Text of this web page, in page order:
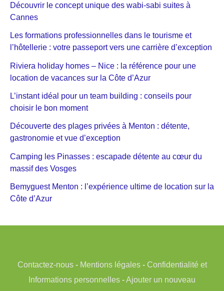
Découvrir le concept unique des wabi-sabi suites à
Cannes
Les formations professionnelles dans le tourisme et
l’hôtellerie : votre passeport vers une carrière d’exception
Riviera holiday homes – Nice : la référence pour une
location de vacances sur la Côte d’Azur
L’instant idéal pour un team building : conseils pour
choisir le bon moment
Découverte des plages privées à Menton : détente,
gastronomie et vue d’exception
Camping les Pinasses : escapade détente au cœur du
massif des Vosges
Bemyguest Menton : l’expérience ultime de location sur la
Côte d’Azur
Contactez-nous- Mentions légales- Confidentialité et
Informations personnelles -Ajouter un nouveau